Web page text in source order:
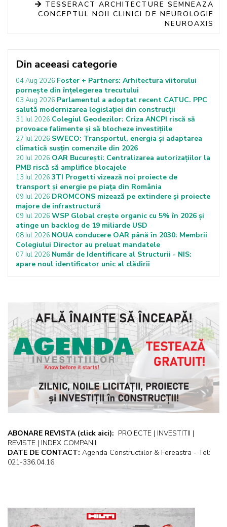
TESSERACT ARCHITECTURE SEMNEAZA
CONCEPTUL NOII CLINICI DE NEUROLOGIE
NEUROAXIS
Din aceeasi categorie
04 Aug 2026 Foster + Partners: Arhitectura viitorului
pornește din înțelegerea trecutului
03 Aug 2026 Parlamentul a adoptat recent CATUC. PPC
salută modernizarea legislației din construcții
31 Iul 2026 Colegiul Geodezilor: Criza ANCPI riscă să
provoace falimente și să blocheze investițiile
27 Iul 2026 SWECO: Transportul, energia și adaptarea
climatică susțin comenzile din 2026
20 Iul 2026 OAR București: Centralizarea autorizațiilor la
PMB riscă să amplifice blocajele
13 Iul 2026 3TI Progetti vizează noi proiecte de
transport și energie pe piața din România
09 Iul 2026 DROMCONS mizează pe extindere și proiecte
majore de infrastructură
09 Iul 2026 WSP Global crește organic cu 5% în 2026 și
atinge un backlog de 19 miliarde USD
08 Iul 2026 NOUA conducere OAR până în 2030: Membrii
Colegiului Director au preluat mandatele
07 Iul 2026 Număr de Identificare al Structurii - NIS:
apare noul identificator unic al clădirii
ABONARE REVISTA (click aici): PROIECTE | INVESTITII |
REVISTE | INDEX COMPANII
DATE DE CONTACT: Agenda Constructiilor & Fereastra - Tel:
021-336.04.16